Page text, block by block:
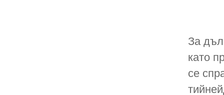
За
като
се